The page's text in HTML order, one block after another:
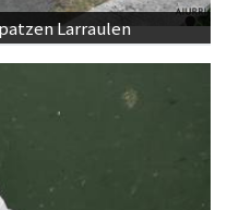
Larraulen